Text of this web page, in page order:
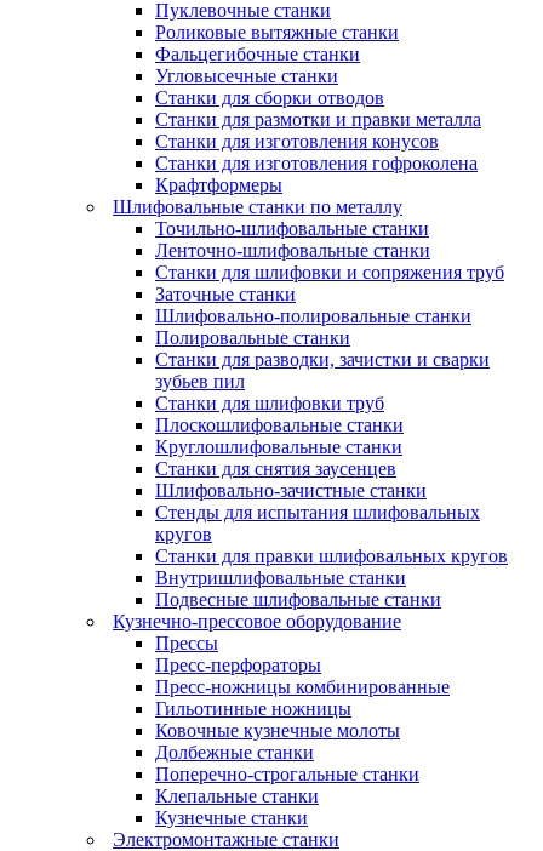
Пуклевочные станки
Роликовые вытяжные станки
Фальцегибочные станки
Угловысечные станки
Станки для сборки отводов
Станки для размотки и правки металла
Станки для изготовления конусов
Станки для изготовления гофроколена
Крафтформеры
Шлифовальные станки по металлу
Точильно-шлифовальные станки
Ленточно-шлифовальные станки
Станки для шлифовки и сопряжения труб
Заточные станки
Шлифовально-полировальные станки
Полировальные станки
Станки для разводки, зачистки и сварки
зубьев пил
Станки для шлифовки труб
Плоскошлифовальные станки
Круглошлифовальные станки
Станки для снятия заусенцев
Шлифовально-зачистные станки
Стенды для испытания шлифовальных
кругов
Станки для правки шлифовальных кругов
Внутришлифовальные станки
Подвесные шлифовальные станки
Кузнечно-прессовое оборудование
Прессы
Пресс-перфораторы
Пресс-ножницы комбинированные
Гильотинные ножницы
Ковочные кузнечные молоты
Долбежные станки
Поперечно-строгальные станки
Клепальные станки
Кузнечные станки
Электромонтажные станки